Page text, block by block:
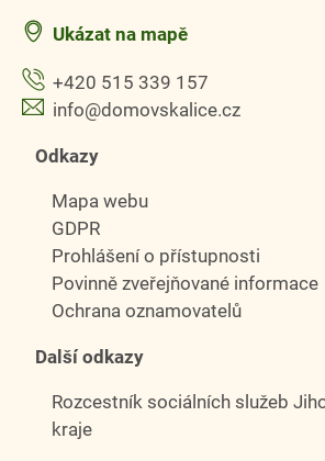
Ukázat na mapě
+420 515 339 157
info@domovskalice.cz
Odkazy
Mapa webu
GDPR
Prohlášení o přístupnosti
Povinně zveřejňované informace
Ochrana oznamovatelů
Další odkazy
Rozcestník sociálních služeb
kraje